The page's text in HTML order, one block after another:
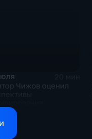
Чижов оценил
на Ближнем
и диалог с